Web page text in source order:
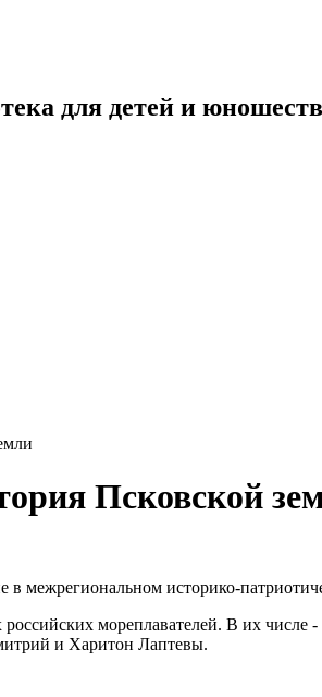
для детей и
Псковской
межрегиональном историко-
российских мореплавателей. В их
и Харитон Лаптевы.